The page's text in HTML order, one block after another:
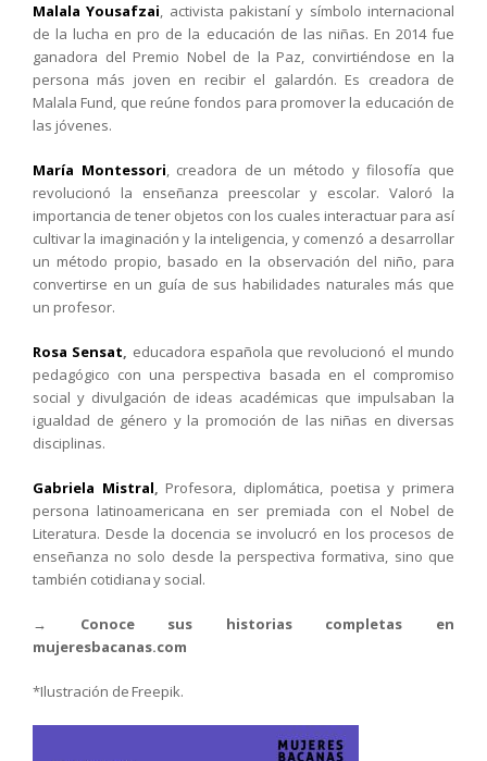
Malala Yousafzai, activista pakistaní y símbolo internacional
de la lucha en pro de la educación de las niñas. En 2014 fue
ganadora del Premio Nobel de la Paz, convirtiéndose en la
persona ​más joven en recibir el galardón. Es creadora de
Malala Fund, que reúne fondos para promover la educación de
las jóvenes.
María Montessori, creadora de un método y filosofía que
revolucionó la enseñanza preescolar y escolar. Valoró la
importancia de tener objetos con los cuales interactuar para así
cultivar la imaginación y la inteligencia, y comenzó a desarrollar
un método propio, basado en la observación del niño, para
convertirse en un guía de sus habilidades naturales más que
un profesor.
Rosa Sensat, educadora española que revolucionó el mundo
pedagógico con una perspectiva basada en el compromiso
social y divulgación de ideas académicas que impulsaban la
igualdad de género y la promoción de las niñas en diversas
disciplinas.
Gabriela Mistral, Profesora, diplomática, poetisa y primera
persona latinoamericana en ser premiada con el Nobel de
Literatura. Desde la docencia se involucró en los procesos de
enseñanza no solo desde la perspectiva formativa, sino que
también cotidiana y social.
→ Conoce sus historias completas en
mujeresbacanas.com
*Ilustración de Freepik.